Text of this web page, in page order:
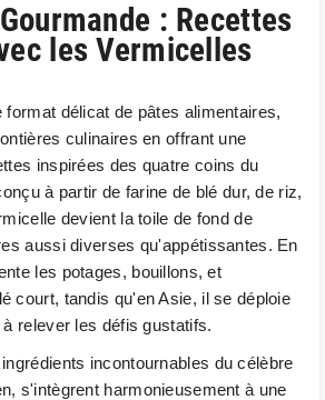
: Recettes
les Vermicelles
format délicat de pâtes alimentaires,
culinaires en offrant une
inspirées des quatre coins du
à partir de farine de blé dur, de riz,
devient la toile de fond de
aussi diverses qu'appétissantes. En
les potages, bouillons, et
court, tandis qu'en Asie, il se déploie
relever les défis gustatifs.
incontournables du célèbre
s'intègrent harmonieusement à une